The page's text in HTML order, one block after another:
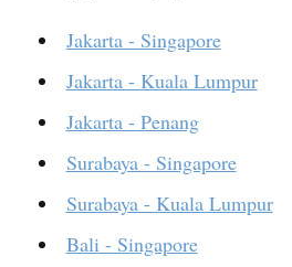
Jakarta - Singapore
Jakarta - Kuala Lumpur
Jakarta - Penang
Surabaya - Singapore
Surabaya - Kuala Lumpur
Bali - Singapore